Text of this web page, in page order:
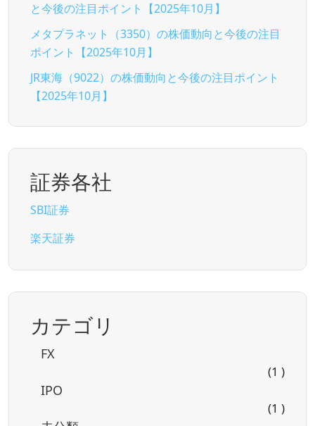
と今後の注目ポイント【2025年10月】
メタプラネット（3350）の株価動向と今後の注目
ポイント【2025年10月】
JR東海（9022）の株価動向と今後の注目ポイント
【2025年10月】
証券各社
SBI証券
楽天証券
カテゴリ
FX
(1 )
IPO
(1 )